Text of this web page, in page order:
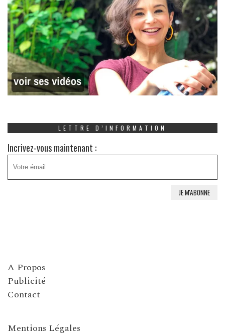
LETTRE D’INFORMATION
Incrivez-vous maintenant :
A Propos
Publicité
Contact
Mentions Légales